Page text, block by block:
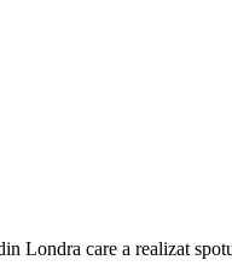
Londra care a realizat